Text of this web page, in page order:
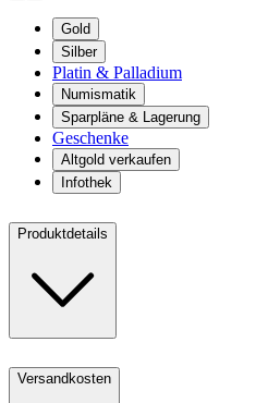
Gold
Silber
Platin & Palladium
Numismatik
Sparpläne & Lagerung
Geschenke
Altgold verkaufen
Infothek
Produktdetails
Versandkosten